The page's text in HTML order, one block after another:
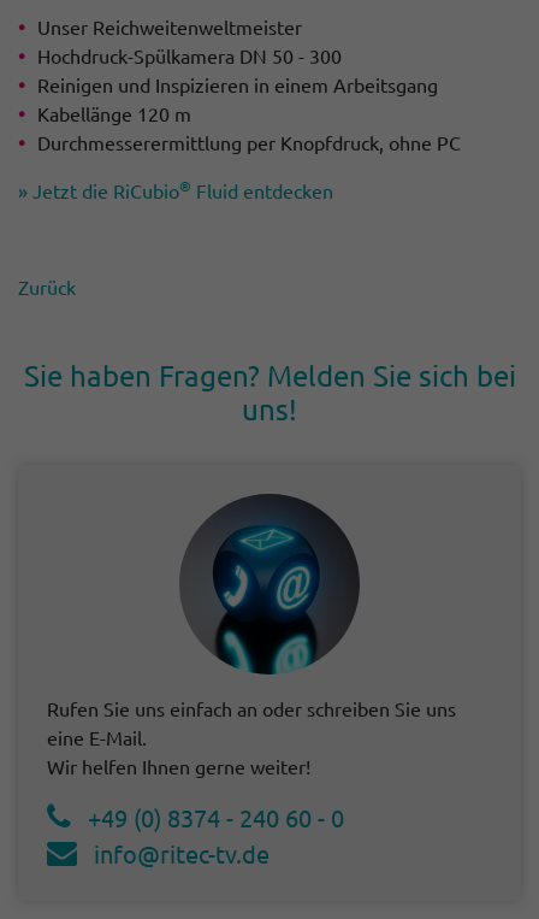
Unser Reichweitenweltmeister
Hochdruck-Spülkamera DN 50 - 300
Reinigen und Inspizieren in einem Arbeitsgang
Kabellänge 120 m
Durchmesserermittlung per Knopfdruck, ohne PC
» Jetzt die RiCubio® Fluid entdecken
Zurück
Sie haben Fragen? Melden Sie sich bei
uns!
Rufen Sie uns einfach an oder schreiben Sie uns
eine E-Mail.
Wir helfen Ihnen gerne weiter!
+49 (0) 8374 - 240 60 - 0
info@ritec-tv.de